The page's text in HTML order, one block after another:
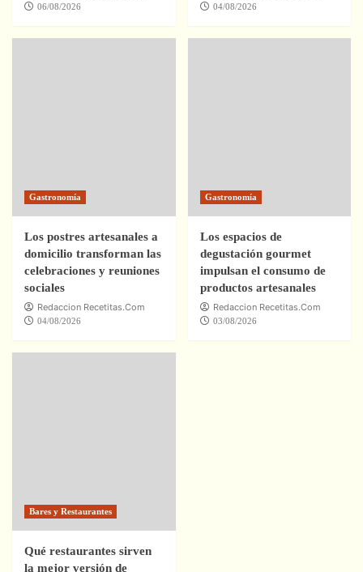
06/08/2026 04/08/2026
Gastronomía
Los postres artesanales a
domicilio transforman las
celebraciones y reuniones
sociales
Redaccion Recetitas.Com
04/08/2026
Gastronomía
Los espacios de
degustación gourmet
impulsan el consumo de
productos artesanales
Redaccion Recetitas.Com
03/08/2026
Bares y Restaurantes
Qué restaurantes sirven
la mejor versión de